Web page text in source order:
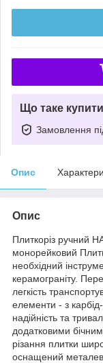
Що таке
Замовлення
Опис
Опис
Плиткоріз ручний
монорейковий
необхідний
керамограніту.
легкість
елементи - з
надійність та
додатковими
різання плитки
оснащений